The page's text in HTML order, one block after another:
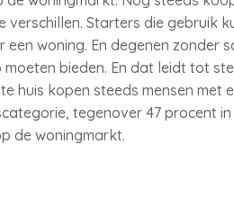
verschillen. Starters die gebruik
woning. En degenen zonder
bieden. En dat leidt tot
huis kopen steeds mensen
tegenover 47 procent
de woningmarkt.